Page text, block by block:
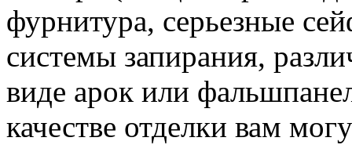
фурнитура, серьезные
системы запирания,
виде арок или
качестве отделки вам